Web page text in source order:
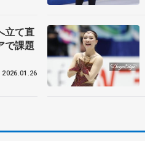
立て直
で課題
2026.01.26